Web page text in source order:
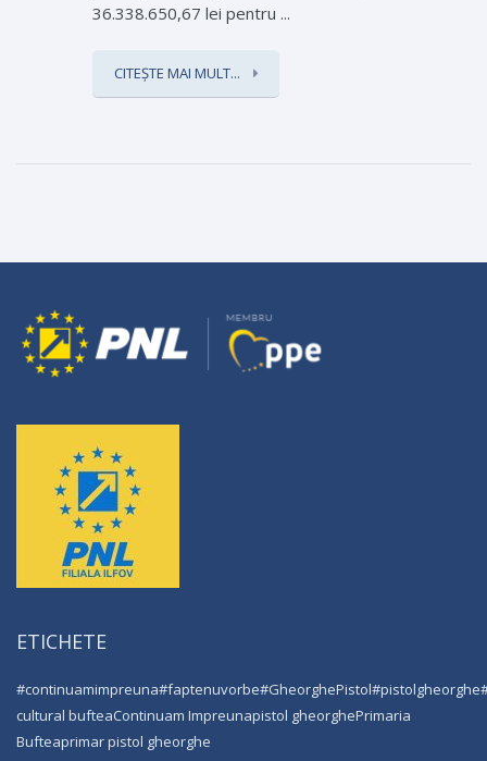
36.338.650,67 lei pentru ...
CITEȘTE MAI MULT...
ETICHETE
#continuamimpreuna#faptenuvorbe#GheorghePistol#pistolgheorghe
cultural bufteaContinuam Impreunapistol gheorghePrimaria
Bufteaprimar pistol gheorghe